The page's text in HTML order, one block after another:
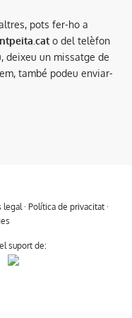
pots fer-ho a
o del telèfon
deixeu un missatge de
també podeu enviar-
legal · Política de privacitat·
suport de: